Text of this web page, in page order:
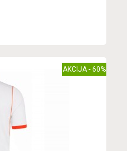
AKCIJA - 60%